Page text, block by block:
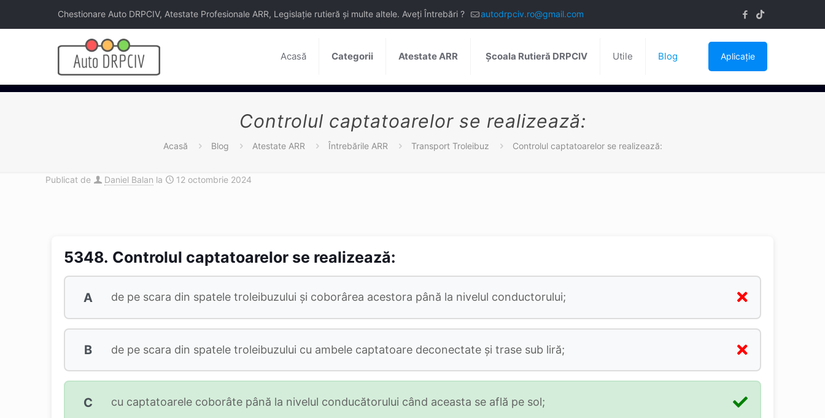
Chestionare Auto DRPCIV, Atestate Profesionale ARR, Legislație rutieră și multe altele. Aveți Întrebări ? autodrpciv.ro@gmail.com
Acasă Categorii Atestate ARR Școala Rutieră DRPCIV Utile Blog Aplicație
Controlul captatoarelor se realizează:
Acasă Blog Atestate ARR Întrebările ARR Transport Troleibuz Controlul captatoarelor se realizează:
Publicat de Daniel Balan la 12 octombrie 2024
5348. Controlul captatoarelor se realizează:
A de pe scara din spatele troleibuzului şi coborârea acestora până la nivelul conductorului;
B de pe scara din spatele troleibuzului cu ambele captatoare deconectate şi trase sub liră;
C cu captatoarele coborâte până la nivelul conducătorului când aceasta se află pe sol;